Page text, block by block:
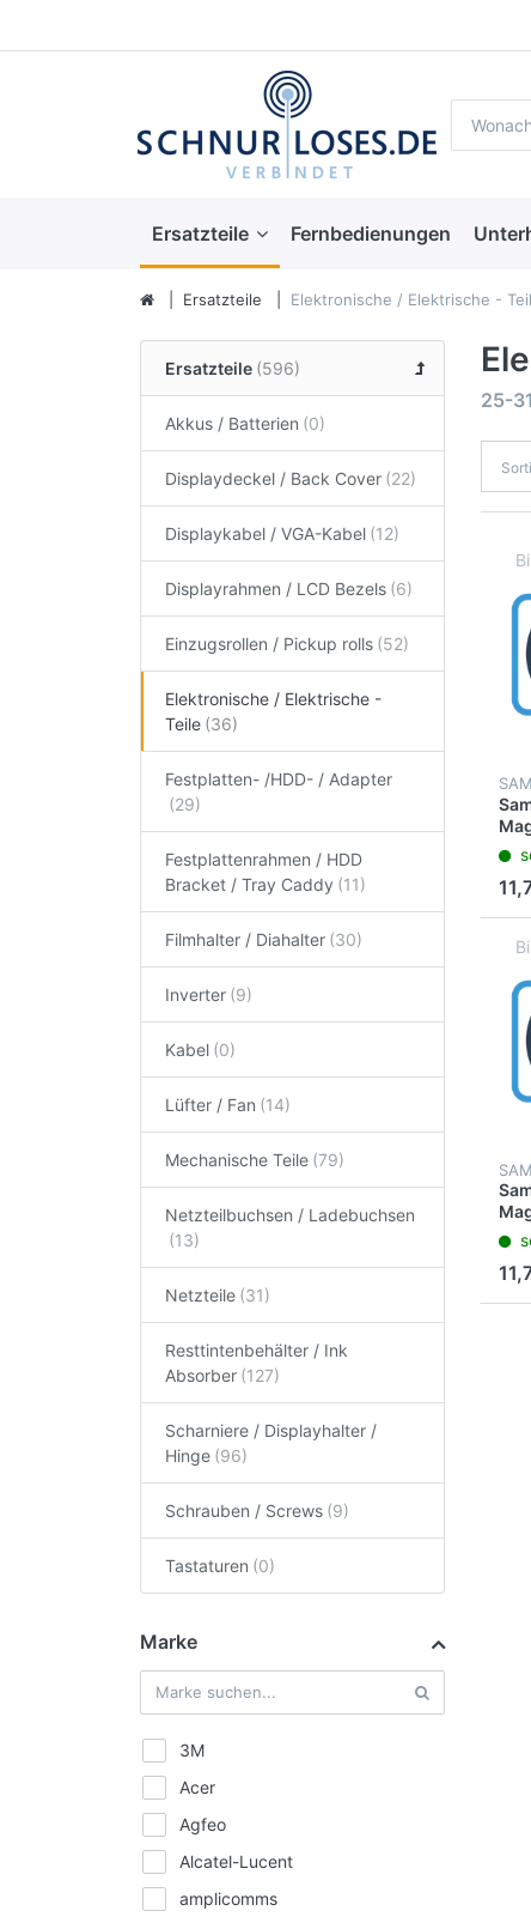
Ersatzteile Fernbedienungen
Ersatzteile Elektronische / Elektrische -
Ersatzteile
Akkus / Batterien
Displaydeckel / Back Cover
Displaykabel / VGA-Kabel
Displayrahmen / LCD Bezels
Einzugsrollen / Pickup rolls
Elektronische / Elektrische -
Teile
Festplatten- /HDD- / Adapter
Festplattenrahmen / HDD
Bracket / Tray Caddy
Filmhalter / Diahalter
Inverter
Kabel
Lüfter / Fan
Mechanische Teile
Netzteilbuchsen / Ladebuchsen
Netzteile
Resttintenbehälter / Ink
Absorber
Scharniere / Displayhalter /
Hinge
Schrauben / Screws
Tastaturen
Marke
3M
Acer
Agfeo
Alcatel-Lucent
amplicomms
25-31
70
70